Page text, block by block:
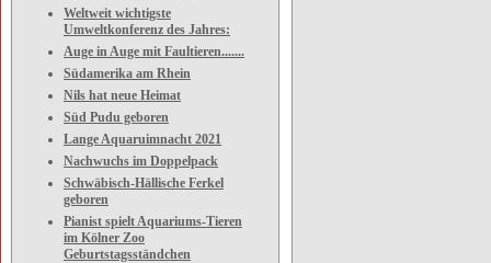
Weltweit wichtigste
Umweltkonferenz des Jahres:
Auge in Auge mit Faultieren.......
Südamerika am Rhein
Nils hat neue Heimat
Süd Pudu geboren
Lange Aquaruimnacht 2021
Nachwuchs im Doppelpack
Schwäbisch-Hällische Ferkel
geboren
Pianist spielt Aquariums-Tieren
im Kölner Zoo
Geburtstagsständchen